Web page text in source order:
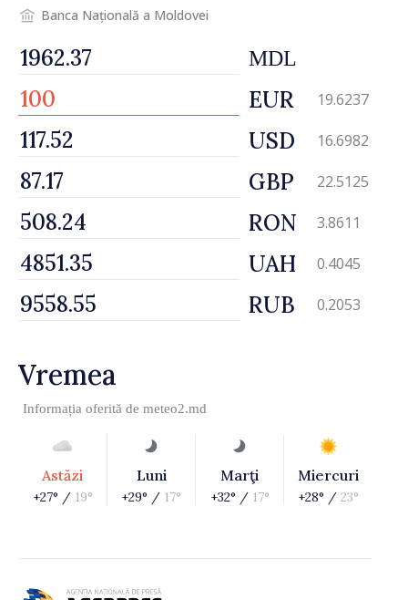
Banca Națională a Moldovei
MDL
EUR 19.6237
USD 16.6982
GBP 22.5125
RON 3.8611
UAH 0.4045
RUB 0.2053
Vremea
Informația oferită de meteo2.md
Astăzi
+27° / 19°
Luni
+29° / 17°
Marţi
+32° / 17°
Miercuri
+28° / 23°